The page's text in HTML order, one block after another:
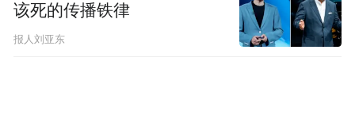
该死的传播铁律
报人刘亚东